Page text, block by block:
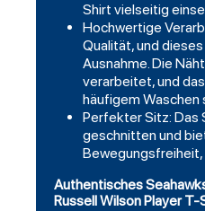
Shirt vielseitig
Hochwertige
Qualität, und
Ausnahme. Die
verarbeitet, und
häufigem Waschen
Perfekter Sitz: Das
geschnitten und
Bewegungsfreiheit,
Authentisches
Russell Wilson Player T-